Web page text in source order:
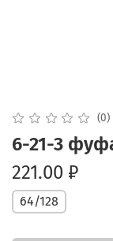
(0)
6-21-3
221.00 ₽
64/128